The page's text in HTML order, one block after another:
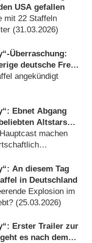
USA gefallen
mit 22 Staffeln
(31.03.2026)
Überraschung:
deutsche Free-
angekündigt
Ebnet Abgang
Altstars
machen
An diesem Tag
in Deutschland
Explosion im
(25.03.2026)
Erster Trailer zur
es nach dem